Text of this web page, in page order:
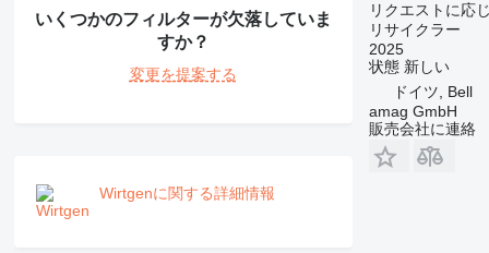
いくつかのフィルターが欠落していま
すか？
変更を提案する
Wirtgenに関する詳細情報
リクエストに応
リサイクラー
2025
状態新しい
ドイツ, Bell
amag GmbH
販売会社に連絡